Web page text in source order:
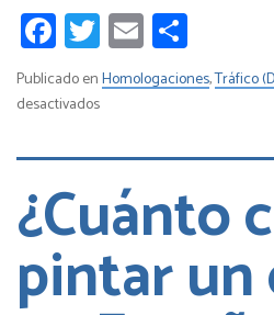
Facebook
Twitter
Email
Publicado enHomologaciones,Tráfico
desactivadosen
de
de
vehículos
en
España:
¿Cuánto
pintar un